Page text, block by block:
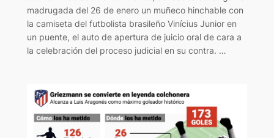
madrugada del 26 de enero un muñeco hinchable con
la camiseta del futbolista brasileño Vinícius Junior en
un puente, el auto de apertura de juicio oral de cara a
la celebración del proceso judicial en su contra. …